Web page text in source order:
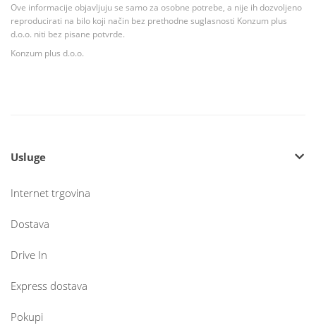
Ove informacije objavljuju se samo za osobne potrebe, a nije ih dozvoljeno
reproducirati na bilo koji način bez prethodne suglasnosti Konzum plus
d.o.o. niti bez pisane potvrde.
Konzum plus d.o.o.
Usluge
Internet trgovina
Dostava
Drive In
Express dostava
Pokupi